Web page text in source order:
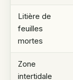
Litière de
feuilles
mortes
Zone
intertidale